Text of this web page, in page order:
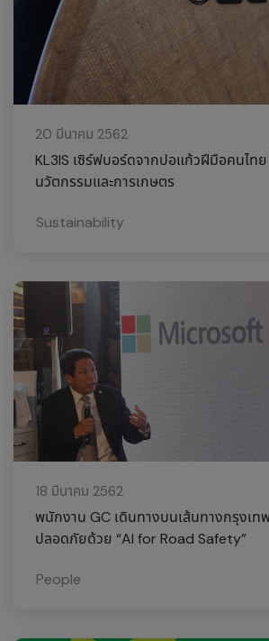
20 มีนาคม 2562
KL3IS เซิร์ฟบอร์ดจากปอแก้วฝีมือคนไท
นวัตกรรมและการเกษตร
Sustainability
18 มีนาคม 2562
พนักงาน GC เดินทางบนเส้นทางกรุงเท
ปลอดภัยด้วย “AI for Road Safety”
People